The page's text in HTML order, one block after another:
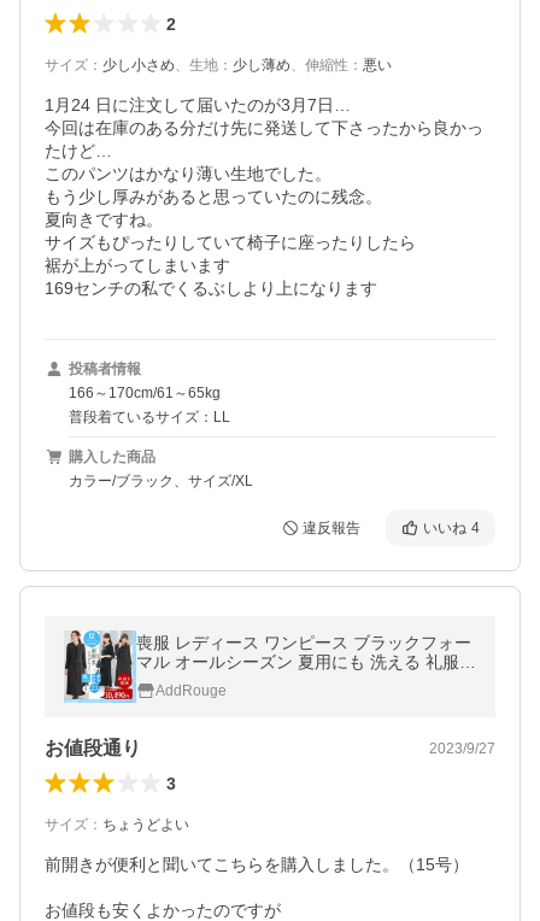
2
サイズ ： 少し小さめ、 生地 ： 少し薄め、 伸縮性 ： 悪い
1月24 日に注文して届いたのが3月7日…
今回は在庫のある分だけ先に発送して下さったから良かっ
たけど…
このパンツはかなり薄い生地でした。
もう少し厚みがあると思っていたのに残念。
夏向きですね。
サイズもぴったりしていて椅子に座ったりしたら
裾が上がってしまいます
169センチの私でくるぶしより上になります
投稿者情報
166～170cm/61～65kg
普段着ているサイズ：LL
購入した商品
カラー/ブラック、サイズ/XL
違反報告 いいね 4
喪服 レディース ワンピース ブラックフォー
マル オールシーズン 夏用にも 洗える 礼服
ロング丈 ゆったり 30代 40代 50代 60代 あ
すつく 試着チケット対象
AddRouge
お値段通り 2023/9/27
3
サイズ ： ちょうどよい
前開きが便利と聞いてこちらを購入しました。（15号）
お値段も安くよかったのですが